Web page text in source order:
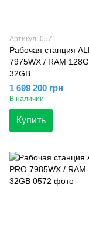
Артикул: 0571
Рабочая станция
7975WX / RAM
32GB
1 699 200 грн
В наличии
Купить